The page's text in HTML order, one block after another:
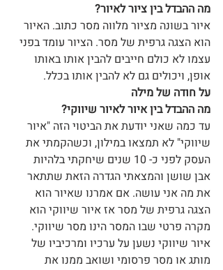
מה ההבדל בין ציור לאיור?
איור בשונה מציור מלווה מסר כתוב. האיור
הוא הצגה גרפית של מסר. הציור עומד בפני
עצמו לא כולם חייבים להבין אותו באותו
אופן, ויכולים גם לא להבין אותו בכלל.
על חודה של מילה
מה ההבדל בין איור לאיור שיווקי?
עד כמה שאני יודעת את הביטוי הזה "איור
שיווקי" לא תמצאו במילון, וכשהקמתי את
העסק לפני כ- 10 שנים שיחקתי בלהיות
אבן שושן והמצאתי הגדרה הזאת שתתאר
את מה אני עושה. אם אמרנו שאיור הוא
הצגה גרפית של מסר אז איור שיווקי הוא
מקרה פרטי שבו המסר הינו מסר שיווקי.
איור שיווקי נשען על ערכיו ומרכיביו של
מותג או מסר פרסומי ושואב ממנו את